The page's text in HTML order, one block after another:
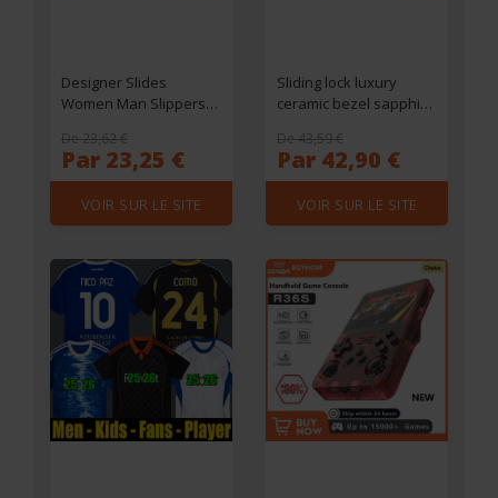
Designer Slides
Women Man Slippers
Sandals Real Leather
Flip Flop Flats Slide
Casual Shoes
Sneakers Boots G6350
De 23,62 €
Par 23,25 €
VOIR SUR LE SITE
Sliding lock luxury
ceramic bezel sapphire
automatic mechanical
watch 41mm fashion
watches men's 904L
stainless watch vintage
Chronograph Clock
De 43,59 €
Par 42,90 €
VOIR SUR LE SITE